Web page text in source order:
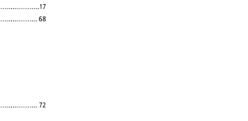
68
72